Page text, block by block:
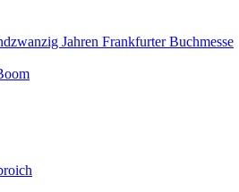
Jahren Frankfurter Buchmesse